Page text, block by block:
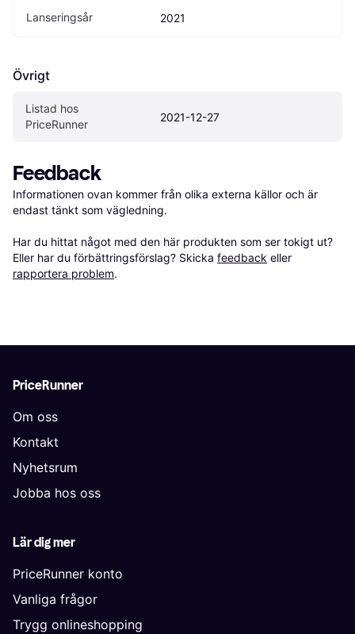
Lanseringsår 2021
Övrigt
Listad hos
PriceRunner
2021-12-27
Feedback
Informationen ovan kommer från olika externa källor och är
endast tänkt som vägledning.
Har du hittat något med den här produkten som ser tokigt ut?
Eller har du förbättringsförslag? Skicka feedback eller
rapportera problem.
PriceRunner
Om oss
Kontakt
Nyhetsrum
Jobba hos oss
Lär dig mer
PriceRunner konto
Vanliga frågor
Trygg onlineshopping